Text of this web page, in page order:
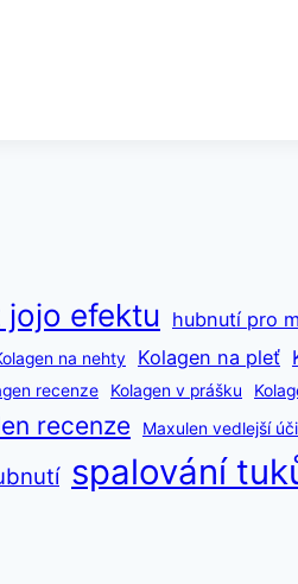
jojo efektu hubnutí pro
na nehty Kolagen na pleť
recenze Kolagen v prášku
recenze Maxulen vedlejší
spalování